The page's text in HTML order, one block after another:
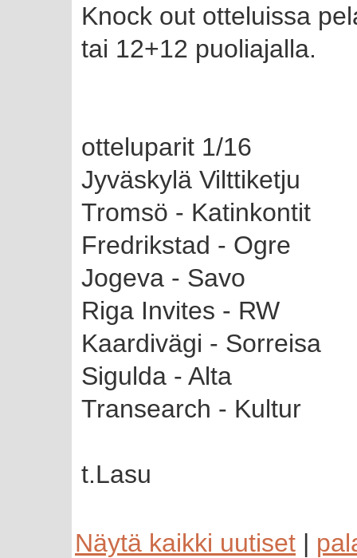
Knock out otteluissa
tai 12+12 puoliajalla.
otteluparit 1/16
Jyväskylä Vilttiketju
Tromsö - Katinkontit
Fredrikstad - Ogre
Jogeva - Savo
Riga Invites - RW
Kaardivägi - Sorreisa
Sigulda - Alta
Transearch - Kultur
t.Lasu
Näytä kaikki uutiset |